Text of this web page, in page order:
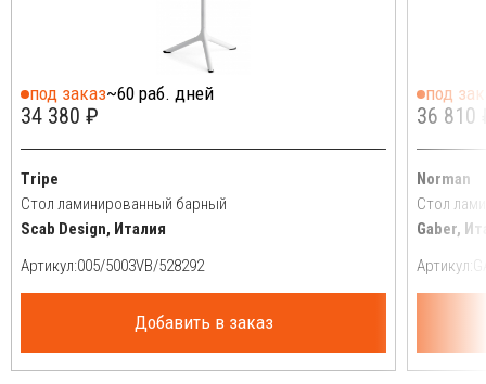
под заказ~60 раб. дней
34 380 ₽
Tripe
Стол ламинированный барный
Scab Design, Италия
Артикул:
Добавить в заказ
под
36 810
Norman
Стол
Gaber,
Артикул: